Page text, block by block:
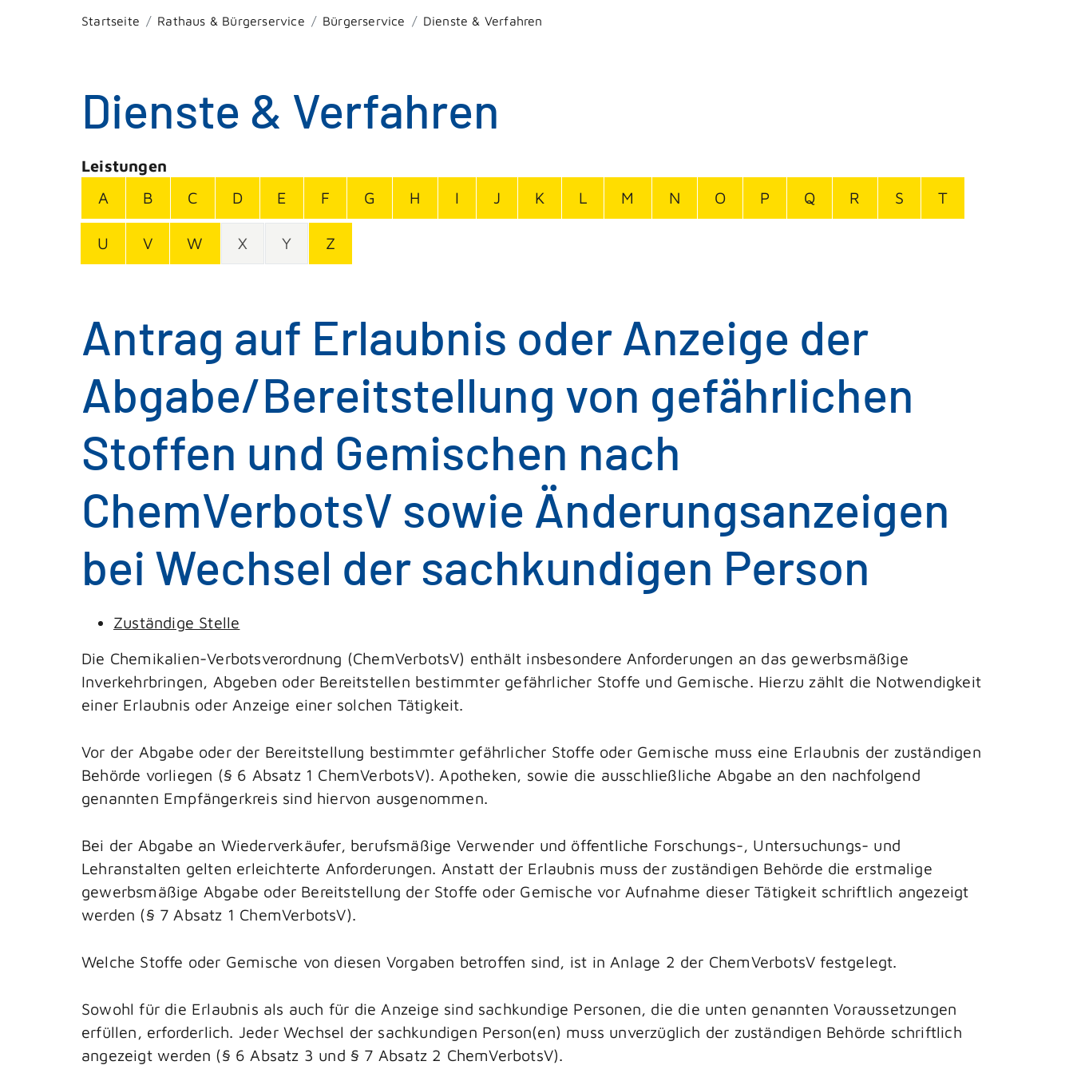
Startseite Rathaus & Bürgerservice Bürgerservice Dienste & Verfahren
Dienste & Verfahren
Leistungen
A
B C D E F G H I J K L M N O P Q R S T
U V W X Y Z
Antrag auf Erlaubnis oder Anzeige der
Abgabe/Bereitstellung von gefährlichen
Stoffen und Gemischen nach
ChemVerbotsV sowie Änderungsanzeigen
bei Wechsel der sachkundigen Person
Zuständige Stelle
Die Chemikalien-Verbotsverordnung (ChemVerbotsV) enthält insbesondere Anforderungen an das gewerbsmäßige
Inverkehrbringen, Abgeben oder Bereitstellen bestimmter gefährlicher Stoffe und Gemische. Hierzu zählt die Notwendigkeit
einer Erlaubnis oder Anzeige einer solchen Tätigkeit.
Vor der Abgabe oder der Bereitstellung bestimmter gefährlicher Stoffe oder Gemische muss eine Erlaubnis der zuständigen
Behörde vorliegen (§ 6 Absatz 1 ChemVerbotsV). Apotheken, sowie die ausschließliche Abgabe an den nachfolgend
genannten Empfängerkreis sind hiervon ausgenommen.
Bei der Abgabe an Wiederverkäufer, berufsmäßige Verwender und öffentliche Forschungs-, Untersuchungs- und
Lehranstalten gelten erleichterte Anforderungen. Anstatt der Erlaubnis muss der zuständigen Behörde die erstmalige
gewerbsmäßige Abgabe oder Bereitstellung der Stoffe oder Gemische vor Aufnahme dieser Tätigkeit schriftlich angezeigt
werden (§ 7 Absatz 1 ChemVerbotsV).
Welche Stoffe oder Gemische von diesen Vorgaben betroffen sind, ist in Anlage 2 der ChemVerbotsV festgelegt.
Sowohl für die Erlaubnis als auch für die Anzeige sind sachkundige Personen, die die unten genannten Voraussetzungen
erfüllen, erforderlich. Jeder Wechsel der sachkundigen Person(en) muss unverzüglich der zuständigen Behörde schriftlich
angezeigt werden (§ 6 Absatz 3 und § 7 Absatz 2 ChemVerbotsV).